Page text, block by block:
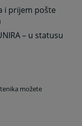
i prijem pošte
– u statusu
možete